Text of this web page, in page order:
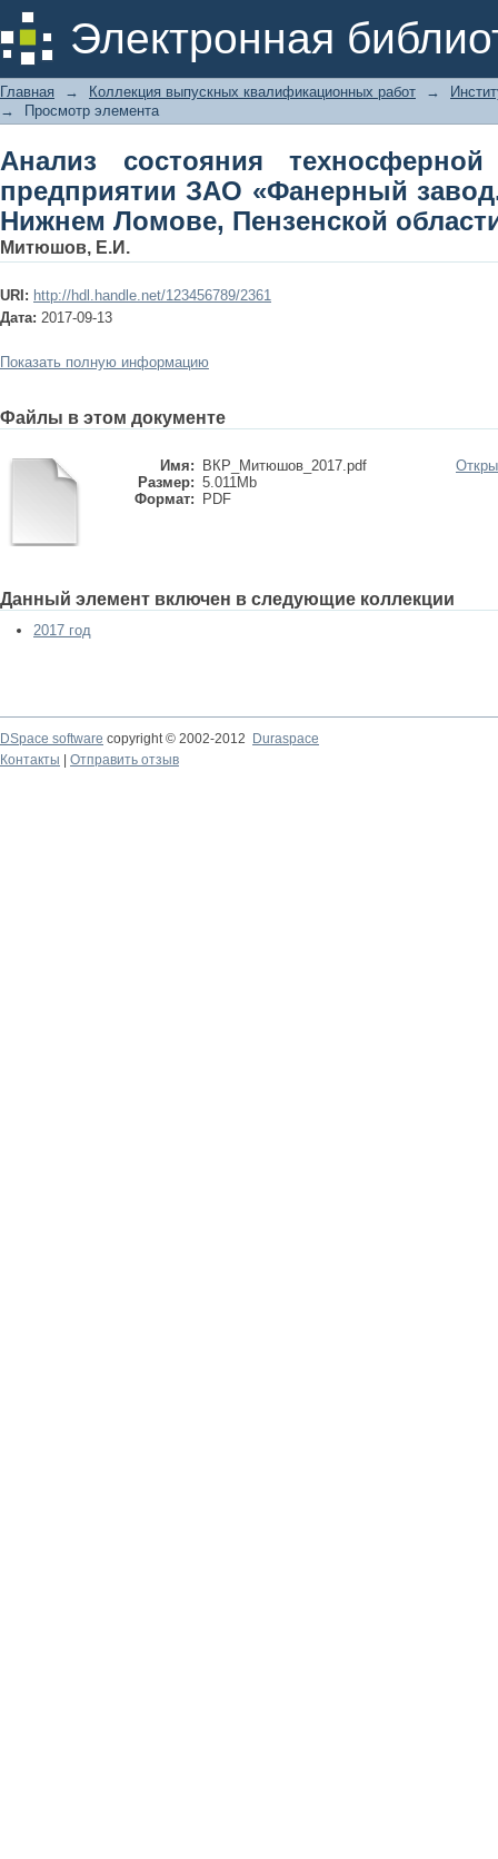
Электронная
Анализ состояния
«Фанерный завод. Власть труда» в
Главная → Коллекция выпускных квалификационных работ →
→
Просмотр элемента
Анализ состояния
предприятии ЗАО «Фанерный
Нижнем Ломове, Пензенской
Митюшов, Е.И.
URI: http://hdl.handle.net/123456789/2361
Дата: 2017-09-13
Показать полную информацию
Файлы в этом документе
Имя:
ВКР_Митюшов_2017.pdf
Размер: 5.011Mb
Формат:
PDF
Данный элемент включен в следующие коллекции
2017 год
DSpace software copyright © 2002-2012
Duraspace
Контакты
Отправить отзыв